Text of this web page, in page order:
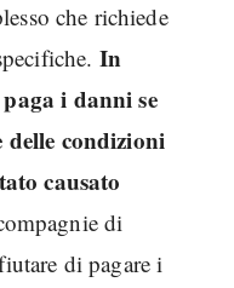
che richiede
In
i danni se
delle condizioni
causato
di
di pagare i